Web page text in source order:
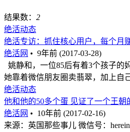
结果数： 2
绝活动态
绝活专访：抓住核心用户，每个月
绝活网 • 9年前 (2017-03-28)
姚静和，一位85后有着3个孩子的
她靠着微信朋友圈卖翡翠，加上自
绝活动态
他和他的50多个蛋 见证了一个王朝
绝活网 • 10年前 (2017-02-16)
来源：英国那些事儿 微信号：